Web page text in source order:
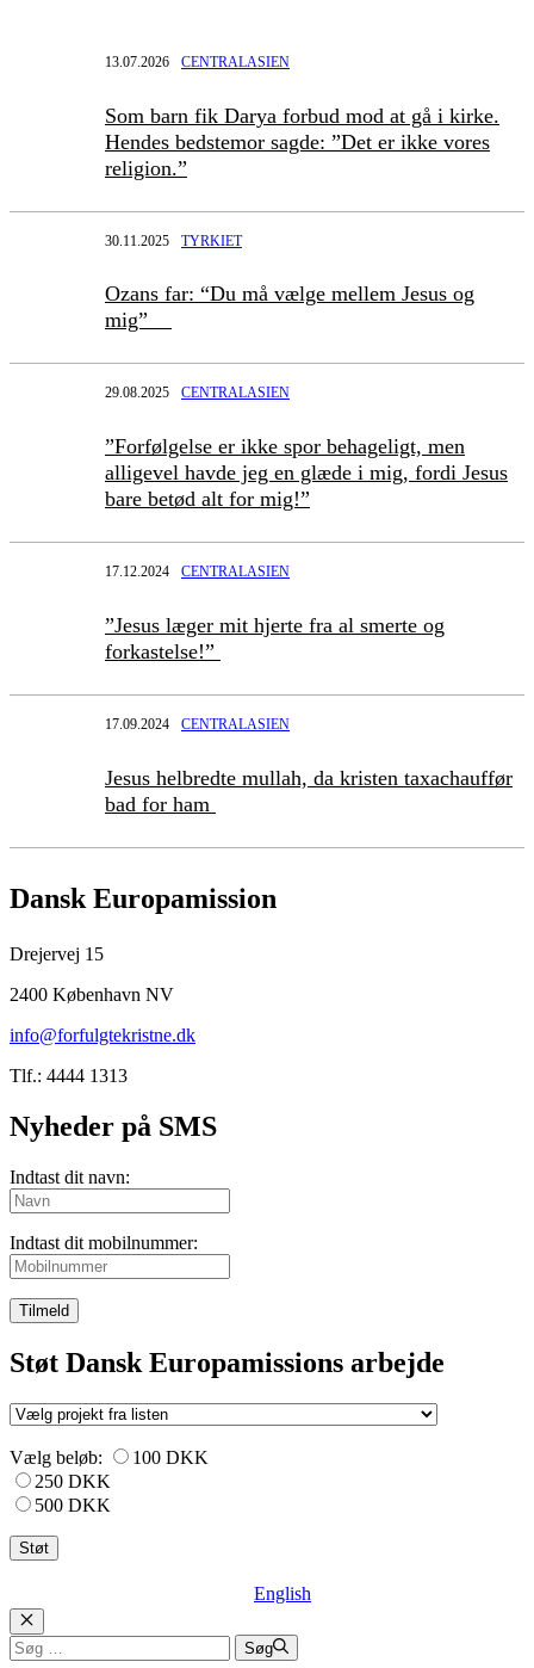
13.07.2026 CENTRALASIEN
Som barn fik Darya forbud mod at gå i kirke.
Hendes bedstemor sagde: ”Det er ikke vores
religion.”
30.11.2025 TYRKIET
Ozans far: “Du må vælge mellem Jesus og
mig”
29.08.2025 CENTRALASIEN
”Forfølgelse er ikke spor behageligt, men
alligevel havde jeg en glæde i mig, fordi Jesus
bare betød alt for mig!”
17.12.2024 CENTRALASIEN
”Jesus læger mit hjerte fra al smerte og
forkastelse!”
17.09.2024 CENTRALASIEN
Jesus helbredte mullah, da kristen taxachauffør
bad for ham
Dansk Europamission
Drejervej 15
2400 København NV
info@forfulgtekristne.dk
Tlf.: 4444 1313
Nyheder på SMS
Indtast dit navn:
Indtast dit mobilnummer:
Tilmeld
Støt Dansk Europamissions arbejde
Vælg beløb:
100 DKK
250 DKK
500 DKK
English
Luk
Søg
Søg